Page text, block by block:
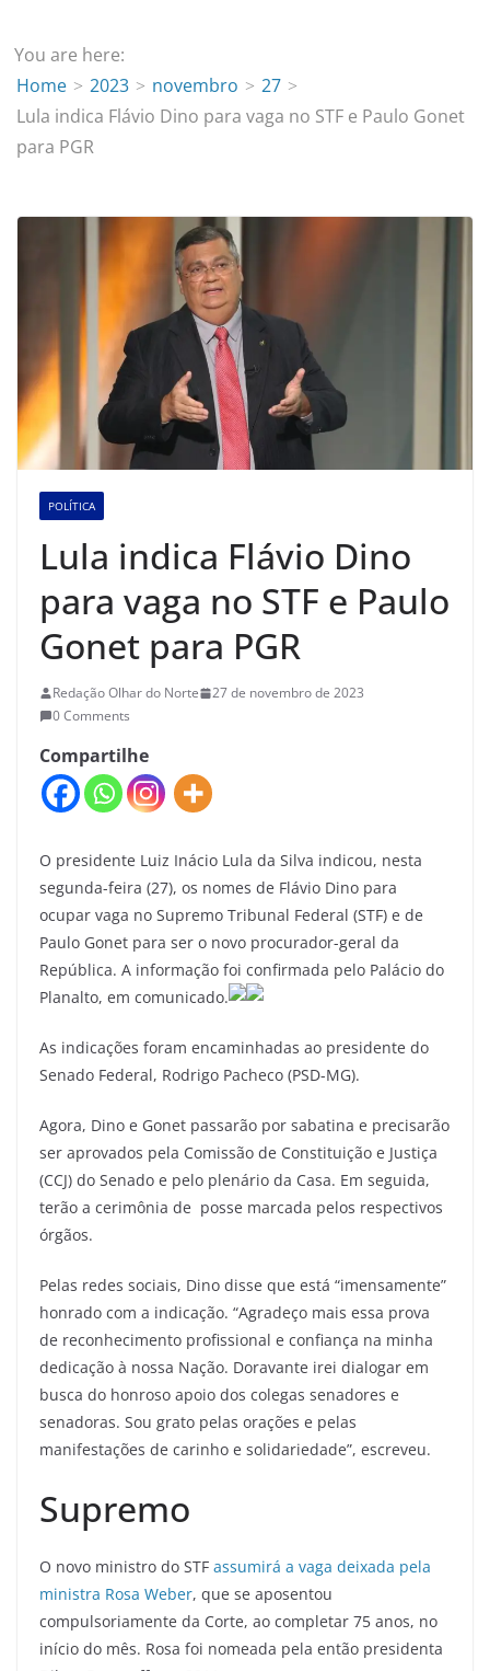
You are here:
Home
2023 novembro
27
Lula indica Flávio Dino para vaga no STF e Paulo Gonet
para PGR
POLÍTICA
Lula indica Flávio Dino
para vaga no STF e Paulo
Gonet para PGR
Redação Olhar do Norte
27 de novembro de 2023
0 Comments
Compartilhe
O presidente Luiz Inácio Lula da Silva indicou, nesta
segunda-feira (27), os nomes de Flávio Dino para
ocupar vaga no Supremo Tribunal Federal (STF) e de
Paulo Gonet para ser o novo procurador-geral da
República. A informação foi confirmada pelo Palácio do
Planalto, em comunicado.
As indicações foram encaminhadas ao presidente do
Senado Federal, Rodrigo Pacheco (PSD-MG).
Agora, Dino e Gonet passarão por sabatina e precisarão
ser aprovados pela Comissão de Constituição e Justiça
(CCJ) do Senado e pelo plenário da Casa. Em seguida,
terão a cerimônia de posse marcada pelos respectivos
órgãos.
Pelas redes sociais, Dino disse que está “imensamente”
honrado com a indicação. “Agradeço mais essa prova
de reconhecimento profissional e confiança na minha
dedicação à nossa Nação. Doravante irei dialogar em
busca do honroso apoio dos colegas senadores e
senadoras. Sou grato pelas orações e pelas
manifestações de carinho e solidariedade”, escreveu.
Supremo
O novo ministro do STF assumirá a vaga deixada pela
ministra Rosa Weber, que se aposentou
compulsoriamente da Corte, ao completar 75 anos, no
início do mês. Rosa foi nomeada pela então presidenta